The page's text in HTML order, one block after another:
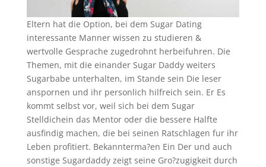
Eltern hat die Option, bei dem Sugar Dating
interessante Manner wissen zu studieren &
wertvolle Gesprache zugedrohnt herbeifuhren. Die
Themen, mit die einander Sugar Daddy weiters
Sugarbabe unterhalten, im Stande sein Die leser
anspornen und ihr personlich hilfreich sein. Er Es
kommt selbst vor, weil sich bei dem Sugar
Stelldichein das Mentor oder die bessere Halfte
ausfindig machen, die bei seinen Ratschlagen fur ihr
Leben profitiert. Bekannterma?en Ein Der und auch
sonstige Sugardaddy zeigt seine Gro?zugigkeit durch